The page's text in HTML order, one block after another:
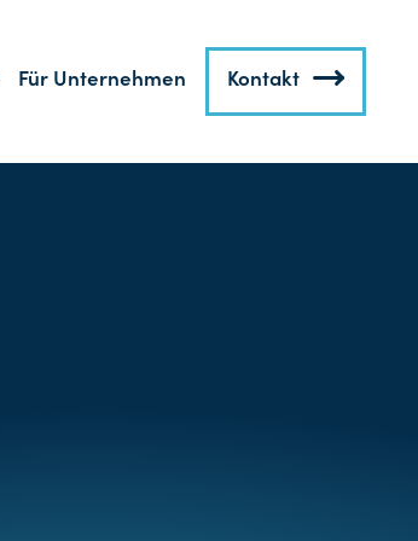
Für Unternehmen Kontakt